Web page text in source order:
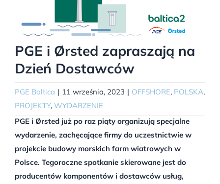
PGE i Ørsted zapraszają na
Dzień Dostawców
PGE Baltica | 11 września, 2023 | OFFSHORE, POLSKA,
PROJEKTY, WYDARZENIE
PGE i Ørsted już po raz piąty organizują specjalne
wydarzenie, zachęcające firmy do uczestnictwie w
projekcie budowy morskich farm wiatrowych w
Polsce. Tegoroczne spotkanie skierowane jest do
producentów komponentów i dostawców usług,